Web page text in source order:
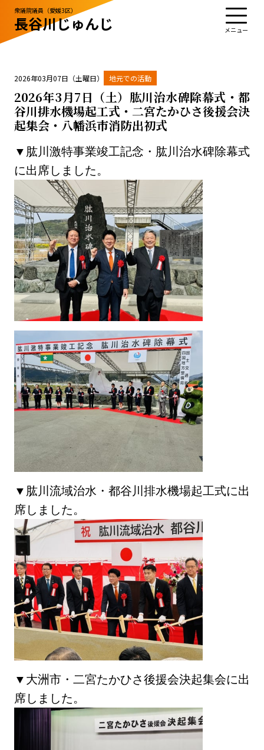
衆議院議員（愛媛3区）
長谷川じゅんじ
TOPプロフィール活動・実績
政治姿勢お知らせ応援する
お知らせ
サイトポリシー
2026年03月07日（土曜日） 地元での活動
2026年3月7日（土）肱川治水碑除幕式・都
谷川排水機場起工式・二宮たかひさ後援会決
起集会・八幡浜市消防出初式
▼肱川激特事業竣工記念・肱川治水碑除幕式
に出席しました。
▼肱川流域治水・都谷川排水機場起工式に出
席しました。
▼大洲市・二宮たかひさ後援会決起集会に出
席しました。